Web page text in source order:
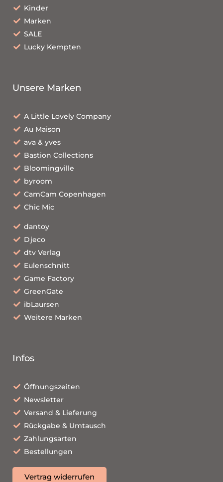
Kinder
Marken
SALE
Lucky Kempten
Unsere Marken
A Little Lovely Company
Au Maison
ava & yves
Bastion Collections
Bloomingville
byroom
CamCam Copenhagen
Chic Mic
dantoy
Djeco
dtv Verlag
Eulenschnitt
Game Factory
GreenGate
ibLaursen
Weitere Marken
Infos
Öffnungszeiten
Newsletter
Versand & Lieferung
Rückgabe & Umtausch
Zahlungsarten
Bestellungen
Vertrag widerrufen